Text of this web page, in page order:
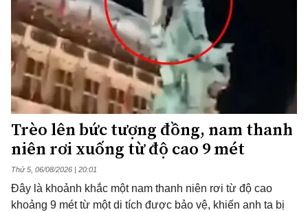
Trèo lên bức tượng đồng, nam thanh
niên rơi xuống từ độ cao 9 mét
Thứ 5, 06/08/2026 | 20:01
Đây là khoảnh khắc một nam thanh niên rơi từ độ cao
khoảng 9 mét từ một di tích được bảo vệ, khiến anh ta bị